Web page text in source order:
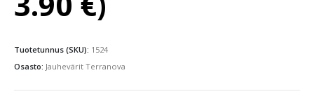
Tuotetunnus (SKU): 1524
Osasto: Jauhevärit Terranova